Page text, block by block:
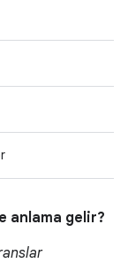
anlama gelir?